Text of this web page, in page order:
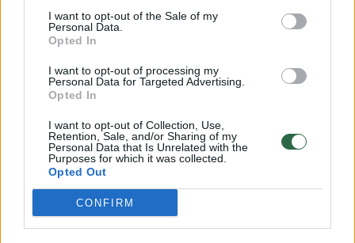
I want to opt-out of the Sale of my
Personal Data.
Opted In
I want to opt-out of processing my
Personal Data for Targeted Advertising.
Opted In
I want to opt-out of Collection, Use,
Retention, Sale, and/or Sharing of my
Personal Data that Is Unrelated with the
Purposes for which it was collected.
Opted Out
CONFIRM
Prašau spaudos atstovų ir visų neminėti
mano vardo su šiuo asmeniu.
Esu vieniša, laiminga sūnaus Dominyko
mama, turiu verslą, namus ir savo šeimą.
Ačiū“, – nedaugžodžiavo Oksana Pikul.